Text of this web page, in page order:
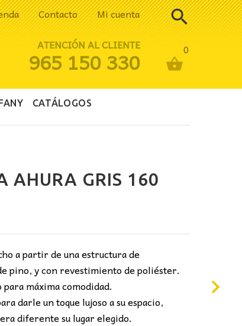
Contacto Mi cuenta
0
ATENCIÓN AL CLIENTE
965 150 330
CATÁLOGOS
AHURA GRIS 160
a partir de una estructura de
pino, y con revestimiento de poliéster.
máxima comodidad.
darle un toque lujoso a su espacio,
diferente su lugar elegido.